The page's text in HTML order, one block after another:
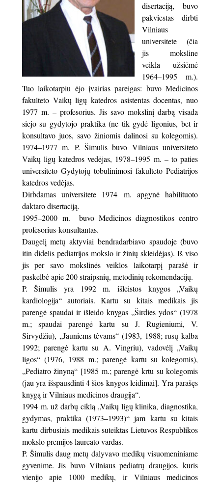
disertaciją, buvo
pakviestas dirbti
Vilniaus
universitete (čia
jis moksline
veikla užsiėmė
1964–1995 m.).
Tuo laikotarpiu ėjo įvairias pareigas: buvo Medicinos
fakulteto Vaikų ligų katedros asistentas docentas, nuo
1977 m. – profesorius. Jis savo mokslinį darbą visada
siejo su gydytojo praktika (ne tik gydė ligonius, bet ir
konsultavo juos, savo žiniomis dalinosi su kolegomis).
1974–1977 m. P. Šimulis buvo Vilniaus universiteto
Vaikų ligų katedros vedėjas, 1978–1995 m. – to paties
universiteto Gydytojų tobulinimosi fakulteto Pediatrijos
katedros vedėjas.
Dirbdamas universitete 1974 m. apgynė habilituoto
daktaro disertaciją.
1995–2000 m. buvo Medicinos diagnostikos centro
profesorius-konsultantas.
Daugelį metų aktyviai bendradarbiavo spaudoje (buvo
itin didelis pediatrijos mokslo ir žinių skleidėjas). Iš viso
jis per savo mokslinės veiklos laikotarpį parašė ir
paskelbė apie 200 straipsnių, metodinių rekomendacijų.
P. Šimulis yra 1992 m. išleistos knygos „Vaikų
kardiologija“ autoriais. Kartu su kitais medikais jis
parengė spaudai ir išleido knygas „Širdies ydos“ (1978
m.; spaudai parengė kartu su J. Rugieniumi, V.
Sirvydžiu), „Jauniems tėvams“ (1983, 1988; rusų kalba
1992; parengė kartu su A. Vingriu), vadovėlį „Vaikų
ligos“ (1976, 1988 m.; parengė kartu su kolegomis),
„Pediatro žinyną“ [1985 m.; parengė krtu su kolegomis
(jau yra išspausdinti 4 šios knygos leidimai]. Yra parašęs
knygą ir Vilniaus medicinos draugija“.
1994 m. už darbų ciklą „Vaikų ligų klinika, diagnostika,
gydymas, praktika (1973–1993)“ jam kartu su kitais
kartu dirbusiais medikais suteiktas Lietuvos Respublikos
mokslo premijos laureato vardas.
P. Šimulis daug metų dalyvavo medikų visuomeniniame
gyvenime. Jis buvo Vilniaus pediatrų draugijos, kuris
vienijo apie 1000 medikų, ir Vilniaus medicinos